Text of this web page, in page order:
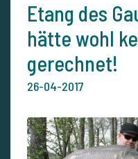
Etang des
hätte wohl
gerechnet!
26-04-2017